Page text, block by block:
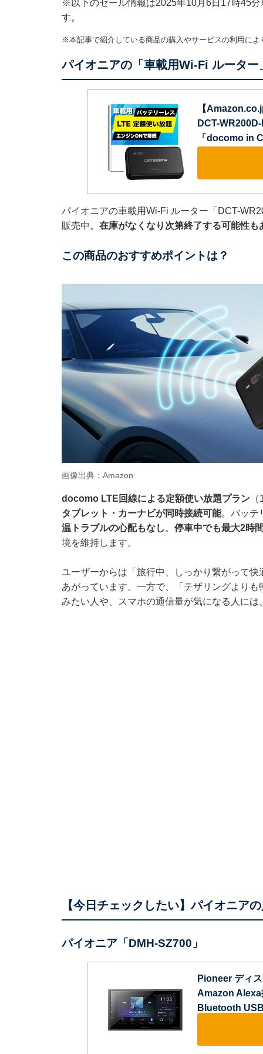
※以下のセール情報は2025年10月6日17時45
す。
※本記事で紹介している商品の購入やサービスの利用に
パイオニアの「車載用Wi-Fi ルータ
【
DCT-
「docomo in
パイオニアの車載用Wi-Fi ルーター「DCT-
販売中。 在庫がなくなり次第終了する可能性も
この商品のおすすめポイントは？
画像出典：Amazon
docomo LTE回線による定額使い放題プラン（
タブレット・カーナビが同時接続可能。バッテ
温トラブルの心配もなし 。 停車中でも最大2時
境を維持します。
ユーザーからは「旅行中、しっかり繋がって
あがっています。一方で、「テザリングより
みたい人や、スマホの通信量が気になる人に
【今日チェックしたい】パイオニア
パイオニア「DMH-SZ700」
Pioneer ディ
Amazon
Bluetooth